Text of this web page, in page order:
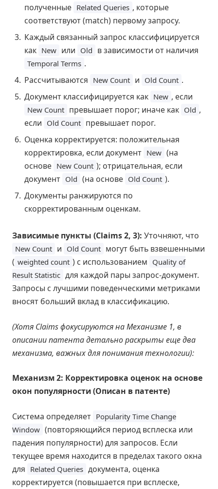
полученные Related Queries , которые
соответствуют (match) первому запросу.
Каждый связанный запрос классифицируется
как New или Old в зависимости от наличия
Temporal Terms .
Рассчитываются New Count и Old Count .
Документ классифицируется как New , если
New Count превышает порог; иначе как Old ,
если Old Count превышает порог.
Оценка корректируется: положительная
корректировка, если документ New (на
основе New Count ); отрицательная, если
документ Old (на основе Old Count ).
Документы ранжируются по
скорректированным оценкам.
Зависимые пункты (Claims 2, 3): Уточняют, что
New Count и Old Count могут быть взвешенными
( weighted count ) с использованием Quality of
Result Statistic для каждой пары запрос-документ.
Запросы с лучшими поведенческими метриками
вносят больший вклад в классификацию.
(Хотя Claims фокусируются на Механизме 1, в
описании патента детально раскрыты еще два
механизма, важных для понимания технологии):
Механизм 2: Корректировка оценок на основе
окон популярности (Описан в патенте)
Система определяет Popularity Time Change
Window (повторяющийся период всплеска или
падения популярности) для запросов. Если
текущее время находится в пределах такого окна
для Related Queries документа, оценка
корректируется (повышается при всплеске,